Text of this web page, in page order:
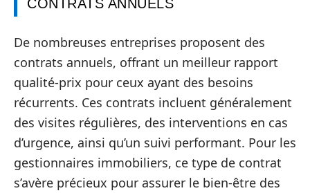
CONTRATS ANNUELS
De nombreuses entreprises proposent des
contrats annuels, offrant un meilleur rapport
qualité-prix pour ceux ayant des besoins
récurrents. Ces contrats incluent généralement
des visites régulières, des interventions en cas
d’urgence, ainsi qu’un suivi performant. Pour les
gestionnaires immobiliers, ce type de contrat
s’avère précieux pour assurer le bien-être des